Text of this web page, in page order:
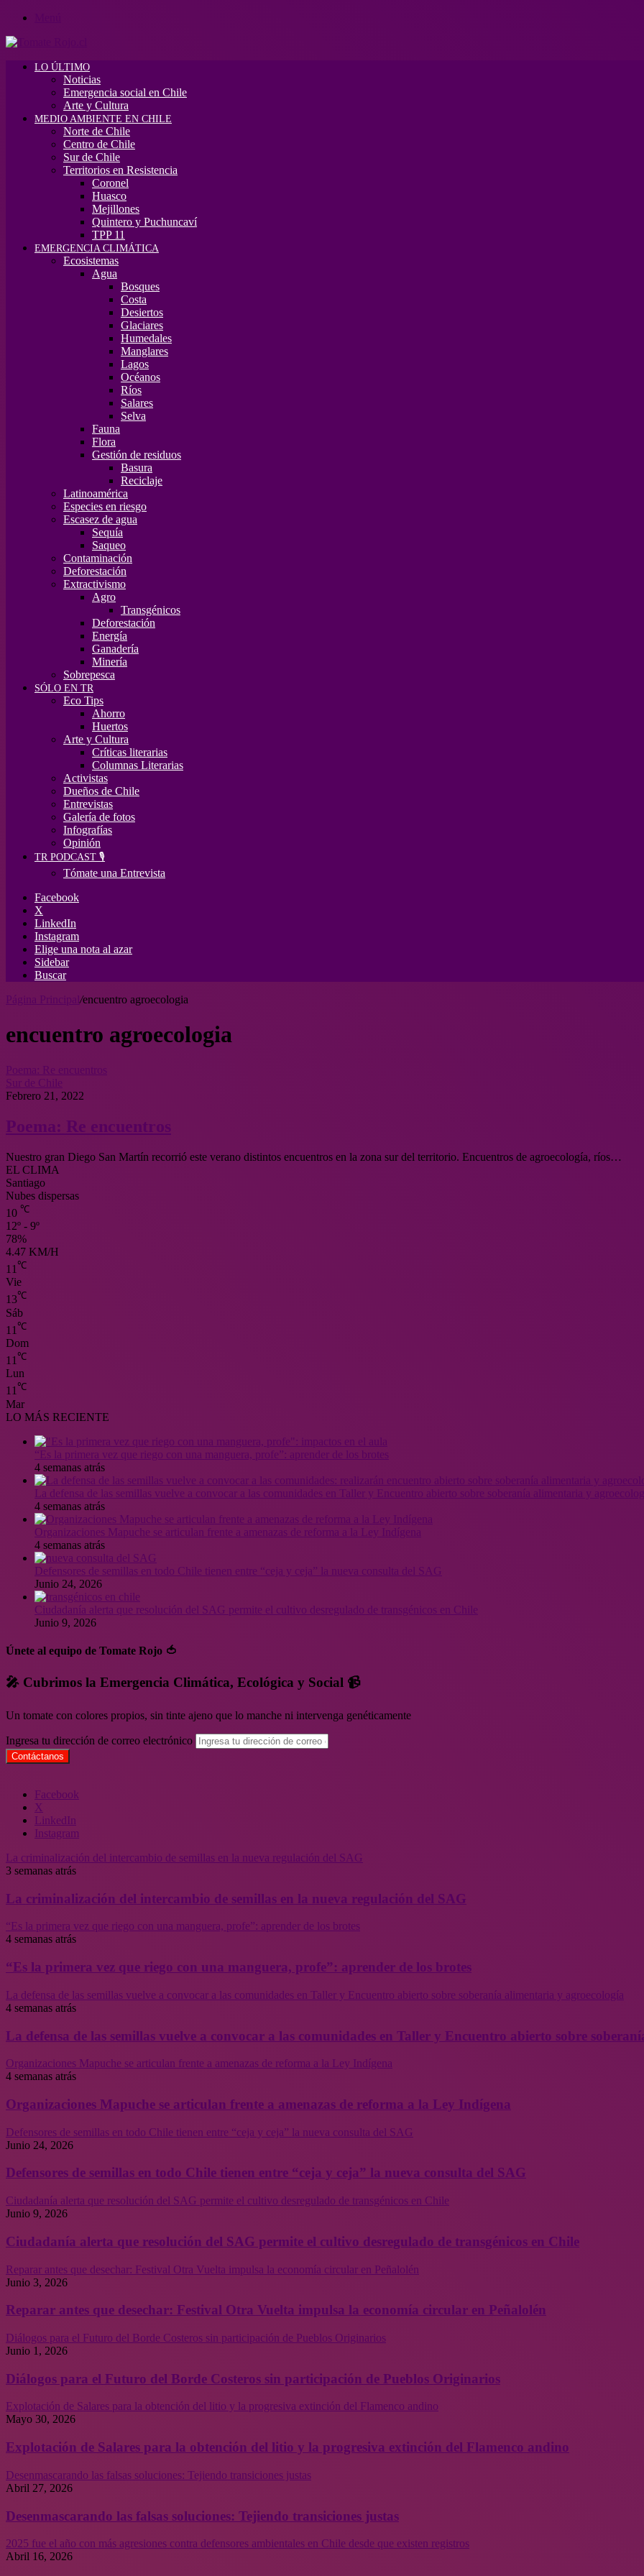
LO ÚLTIMO
Noticias
Emergencia social en Chile
Arte y Cultura
MEDIO AMBIENTE EN CHILE
Norte de Chile
Centro de Chile
Sur de Chile
Territorios en Resistencia
Coronel
Huasco
Mejillones
Quintero y Puchuncaví
TPP 11
EMERGENCIA CLIMÁTICA
Ecosistemas
Agua
Bosques
Costa
Desiertos
Glaciares
Humedales
Manglares
Lagos
Océanos
Ríos
Salares
Selva
Fauna
Flora
Gestión de residuos
Basura
Reciclaje
Latinoamérica
Especies en riesgo
Escasez de agua
Sequía
Saqueo
Contaminación
Deforestación
Extractivismo
Agro
Transgénicos
Deforestación
Energía
Ganadería
Minería
Sobrepesca
SÓLO EN TR
Eco Tips
Ahorro
Huertos
Arte y Cultura
Críticas literarias
Columnas Literarias
Activistas
Dueños de Chile
Entrevistas
Galería de fotos
Infografías
Opinión
TR PODCAST 🎙️
Tómate una Entrevista
Facebook
X
LinkedIn
Instagram
Elige una nota al azar
Sidebar
Buscar
Página Principal /encuentro agroecologia
encuentro agroecologia
Poema: Re encuentros
Sur de Chile
Febrero 21, 2022
Poema: Re encuentros
Nuestro gran Diego San Martín recorrió este verano distintos encuentros en la zona sur del territorio. Encuentros de agroecología, ríos…
EL CLIMA
Santiago
Nubes dispersas
10 ℃
12º - 9º
78%
4.47 KM/H
11 ℃
Vie
13℃
Sáb
11 ℃
Dom
11 ℃
Lun
11℃
Mar
LO MÁS RECIENTE
“Es la primera vez que riego con una manguera, profe”: aprender de los brotes
4 semanas atrás
La defensa de las semillas vuelve a convocar a las comunidades en Taller y Encuentro abierto sobre soberanía alimentaria y
4 semanas atrás
Organizaciones Mapuche se articulan frente a amenazas de reforma a la Ley Indígena
4 semanas atrás
Defensores de semillas en todo Chile tienen entre “ceja y ceja” la nueva consulta del SAG
Junio 24, 2026
Ciudadanía alerta que resolución del SAG permite el cultivo desregulado de transgénicos en Chile
Junio 9, 2026
Únete al equipo de Tomate Rojo 🍅
🎤 Cubrimos la Emergencia Climática, Ecológica y Social 📹
Un tomate con colores propios, sin tinte ajeno que lo manche ni intervenga genéticamente
Ingresa tu dirección de correo electrónico
Facebook
X
LinkedIn
Instagram
La criminalización del intercambio de semillas en la nueva regulación del SAG
3 semanas atrás
La criminalización del intercambio de semillas en la nueva regulación del SAG
“Es la primera vez que riego con una manguera, profe”: aprender de los brotes
4 semanas atrás
“Es la primera vez que riego con una manguera, profe”: aprender de los brotes
La defensa de las semillas vuelve a convocar a las comunidades en Taller y Encuentro abierto sobre soberanía alimentaria y agroecología
4 semanas atrás
La defensa de las semillas vuelve a convocar a las comunidades en Taller y Encuentro abierto sobre
Organizaciones Mapuche se articulan frente a amenazas de reforma a la Ley Indígena
4 semanas atrás
Organizaciones Mapuche se articulan frente a amenazas de reforma a la Ley Indígena
Defensores de semillas en todo Chile tienen entre “ceja y ceja” la nueva consulta del SAG
Junio 24, 2026
Defensores de semillas en todo Chile tienen entre “ceja y ceja” la nueva consulta del SAG
Ciudadanía alerta que resolución del SAG permite el cultivo desregulado de transgénicos en Chile
Junio 9, 2026
Ciudadanía alerta que resolución del SAG permite el cultivo desregulado de transgénicos en Chile
Reparar antes que desechar: Festival Otra Vuelta impulsa la economía circular en Peñalolén
Junio 3, 2026
Reparar antes que desechar: Festival Otra Vuelta impulsa la economía circular en Peñalolén
Diálogos para el Futuro del Borde Costeros sin participación de Pueblos Originarios
Junio 1, 2026
Diálogos para el Futuro del Borde Costeros sin participación de Pueblos Originarios
Explotación de Salares para la obtención del litio y la progresiva extinción del Flamenco andino
Mayo 30, 2026
Explotación de Salares para la obtención del litio y la progresiva extinción del Flamenco andino
Desenmascarando las falsas soluciones: Tejiendo transiciones justas
Abril 27, 2026
Desenmascarando las falsas soluciones: Tejiendo transiciones justas
2025 fue el año con más agresiones contra defensores ambientales en Chile desde que existen registros
Abril 16, 2026